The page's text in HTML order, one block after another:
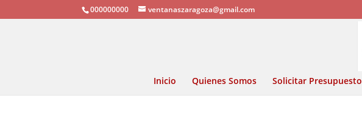
000000000 ventanaszaragoza@gmail.com
Inicio Quienes Somos Solicitar Presupuesto